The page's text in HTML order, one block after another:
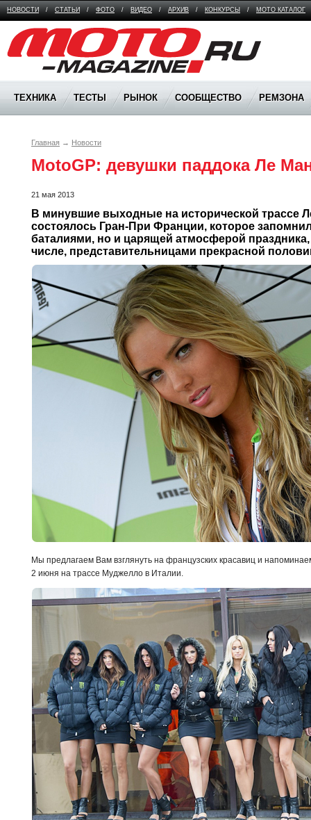
НОВОСТИ / СТАТЬИ / ФОТО / ВИДЕО / АРХИВ / КОНКУРСЫ / МОТО КАТАЛОГ
Moto Magazine
ТЕХНИКА ТЕСТЫ РЫНОК СООБЩЕСТВО РЕМЗОНА
Главная → Новости
MotoGP: девушки паддока Ле
21 мая 2013
В минувшие выходные на исторической трассе
состоялось Гран-При Франции, которое
баталиями, но и царящей атмосферой
числе, представительницами прекрасной
Мы предлагаем Вам взглянуть на французских красавиц и
2 июня на трассе Муджелло в Италии.